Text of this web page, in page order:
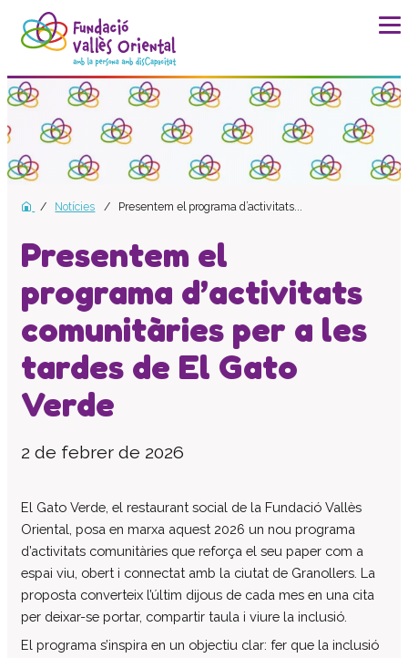
La fundació
Història
Missió, visió i valors
Distincions i entitats
Model de qualitat
Memòries
Documents
Transparència
Pla estratègic
Organigrama de l’entitat
Contractes establerts amb l’administració
publica
Convenis subscrits amb l’administració
pública
Subvencions i ajudes públiques
concedides
Associació de Famílies
Notícies Presentem el programa d’activitats...
Presentem el
programa d’activitats
comunitàries per a les
tardes de El Gato
Verde
2 de febrer de 2026
El Gato Verde, el restaurant social de la Fundació Vallès
Oriental, posa en marxa aquest 2026 un nou programa
d’activitats comunitàries que reforça el seu paper com a
espai viu, obert i connectat amb la ciutat de Granollers. La
proposta converteix l’últim dijous de cada mes en una cita
per deixar-se portar, compartir taula i viure la inclusió.
El programa s’inspira en un objectiu clar: fer que la inclusió